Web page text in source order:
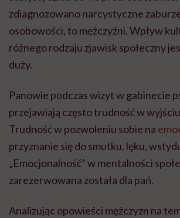
zdiagnozowano narcystyczne
osobowości, to mężczyźni. Wpływ
różnego rodzaju zjawisk społeczny
duży.
Panowie podczas wizyt w gabinecie
przejawiają często trudność w
Trudność w pozwoleniu sobie na
przyznanie się do smutku, lęku,
„Emocjonalność” w mentalności
zarezerwowana została dla pań.
Analizując opowieści mężczyzn na